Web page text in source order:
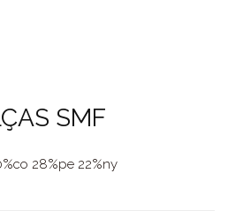
SMF
28%pe 22%ny